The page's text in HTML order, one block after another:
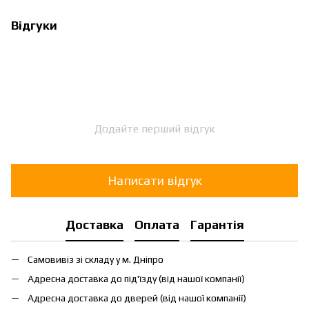
Відгуки
Додайте перший відгук
Написати відгук
Доставка Оплата Гарантія
Самовивіз зі складу у м. Дніпро
Адресна доставка до під'їзду (від нашої компанії)
Адресна доставка до дверей (від нашої компанії)